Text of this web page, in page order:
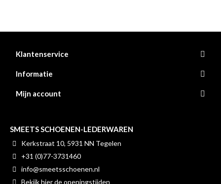
Klantenservice
Informatie
Mijn account
SMEETS SCHOENEN-LEDERWAREN
Kerkstraat 10, 5931 NN Tegelen
+31 (0)77-3731460
info@smeetsschoenen.nl
Bekijk hier de openingstijden